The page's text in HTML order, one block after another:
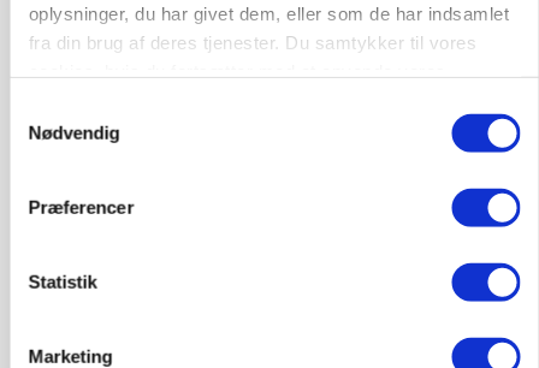
oplysninger, du har givet dem, eller som de har indsamlet
fra din brug af deres tjenester. Du samtykker til vores
Nødvendig
Præferencer
Statistik
Marketing
Annonce
Grambogård får oksekød på menuen hos